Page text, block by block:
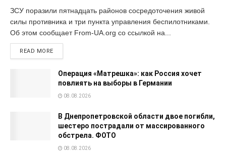
ЗСУ поразили пятнадцать районов сосредоточения живой
силы противника и три пункта управления беспилотниками.
Об этом сообщает From-UA.org со ссылкой на...
READ MORE
Операция «Матрешка»: как Россия хочет
повлиять на выборы в Германии
08.08.2026
В Днепропетровской области двое погибли,
шестеро пострадали от массированного
обстрела. ФОТО
08.08.2026